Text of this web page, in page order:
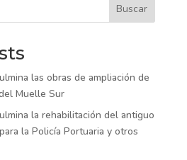
Buscar
las obras de ampliación de
Muelle Sur
la rehabilitación del antiguo
la Policía Portuaria y otros